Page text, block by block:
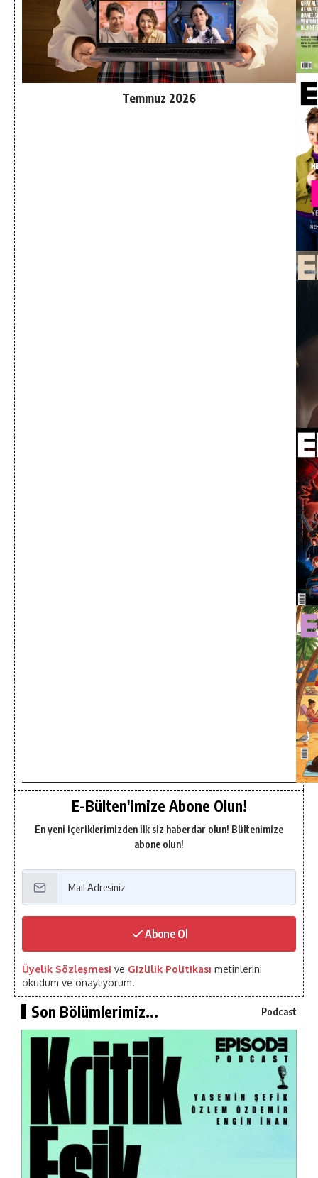
Temmuz 2026
E-Bülten'imize Abone Olun!
En yeni içeriklerimizden ilk siz haberdar olun! Bültenimize
abone olun!
Abone Ol
Üyelik Sözleşmesi ve Gizlilik Politikası metinlerini
okudum ve onaylıyorum.
Son Bölümlerimiz... Podcast